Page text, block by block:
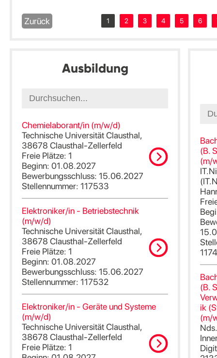
Zurück 1 2 3 4 5 6
Ausbildung
Chemielaborant/in (m/w/d)
Technische Universität Clausthal,
38678 Clausthal-Zellerfeld
Freie Plätze: 1
Beginn: 01.08.2027
Bewerbungsschluss: 15.06.2027
Stellennummer: 117533
Elektroniker/in - Betriebstechnik
(m/w/d)
Technische Universität Clausthal,
38678 Clausthal-Zellerfeld
Freie Plätze: 1
Beginn: 01.08.2027
Bewerbungsschluss: 15.06.2027
Stellennummer: 117532
Elektroniker/in - Geräte und Systeme
(m/w/d)
Technische Universität Clausthal,
38678 Clausthal-Zellerfeld
Freie Plätze: 1
(B.
(m/
(B.
ik
(m/